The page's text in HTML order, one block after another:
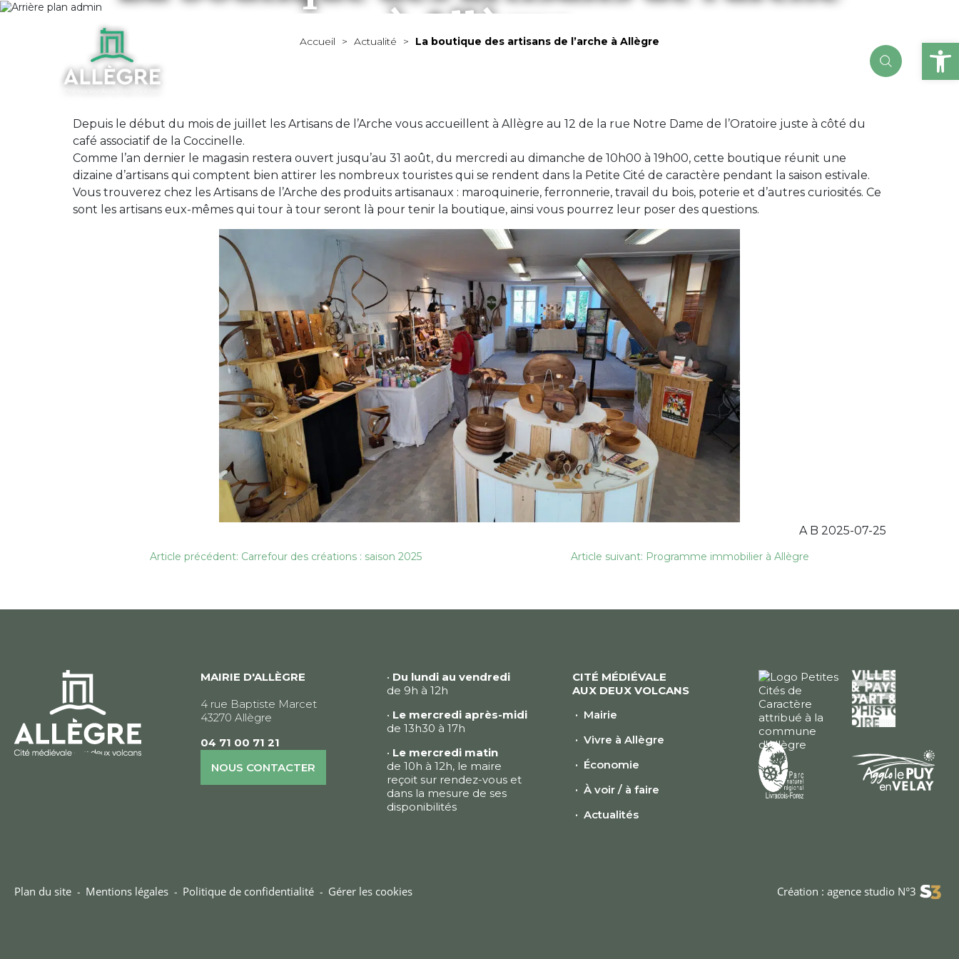
à Allègre
Accueil > Actualité > La boutique des artisans de l’arche à Allègre
Depuis le début du mois de juillet les Artisans de l’Arche vous accueillent à Allègre au 12 de la rue Notre Dame de l’Oratoire juste à côté du
café associatif de la Coccinelle.
Comme l’an dernier le magasin restera ouvert jusqu’au 31 août, du mercredi au dimanche de 10h00 à 19h00, cette boutique réunit une
dizaine d’artisans qui comptent bien attirer les nombreux touristes qui se rendent dans la Petite Cité de caractère pendant la saison estivale.
Vous trouverez chez les Artisans de l’Arche des produits artisanaux : maroquinerie, ferronnerie, travail du bois, poterie et d’autres curiosités. Ce
sont les artisans eux-mêmes qui tour à tour seront là pour tenir la boutique, ainsi vous pourrez leur poser des questions.
A B 2025-07-25
l’article
Article précédent: Carrefour des créations : saison 2025 Article suivant: Programme immobilier à Allègre
MAIRIE D'ALLÈGRE
4 rue Baptiste Marcet
43270 Allègre
04 71 00 71 21
NOUS CONTACTER
• Du lundi au vendredi
de 9h à 12h
• Le mercredi après-midi
de 13h30 à 17h
• Le mercredi matin
de 10h à 12h, le maire
reçoit sur rendez-vous et
dans la mesure de ses
disponibilités
CITÉ MÉDIÉVALE
AUX DEUX VOLCANS
Mairie
Vivre à Allègre
Économie
À voir / à faire
Actualités
Plan du site Mentions légales Politique de confidentialité Gérer les cookies Création : agence studio N°3